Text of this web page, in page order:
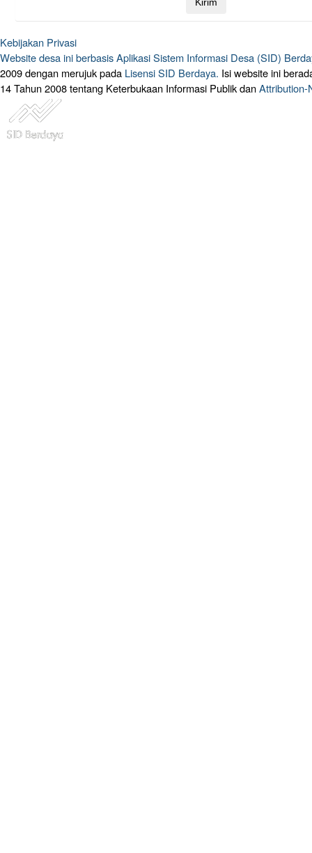
Kebijakan Privasi
Website desa ini berbasisAplikasi Sistem Informasi Desa (SID)
2009 dengan merujuk pada Lisensi SID Berdaya. Isi website ini
14 Tahun 2008 tentang Keterbukaan Informasi Publik danAttribution-